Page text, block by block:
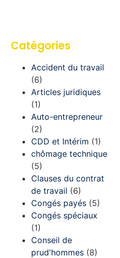
Catégories
Accident du travail
(6)
Articles juridiques
(1)
Auto-entrepreneur
(2)
CDD et Intérim (1)
chômage technique
(5)
Clauses du contrat
de travail (6)
Congés payés (5)
Congés spéciaux
(1)
Conseil de
prud'hommes (8)